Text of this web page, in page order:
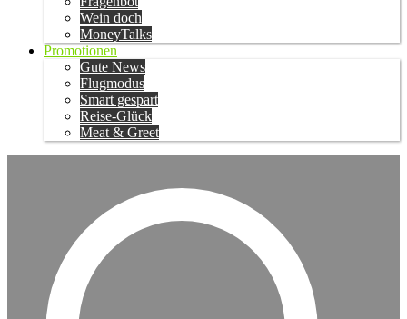
Wein doch
MoneyTalks
Promotionen
Gute News
Flugmodus
Smart gespart
Reise-Glück
Meat & Greet